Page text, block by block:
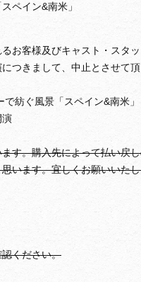
ペイン&南米」
お客様及びキャスト・スタ
つきまして、中止とさせて頂
紡ぐ風景「スペイン&南米」
す。購入先によって払い戻
います。宜しくお願いいた
ください。